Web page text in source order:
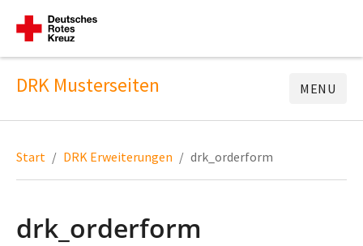
DRK Musterseiten MENU
Start DRK Erweiterungen drk_orderform
drk_orderform